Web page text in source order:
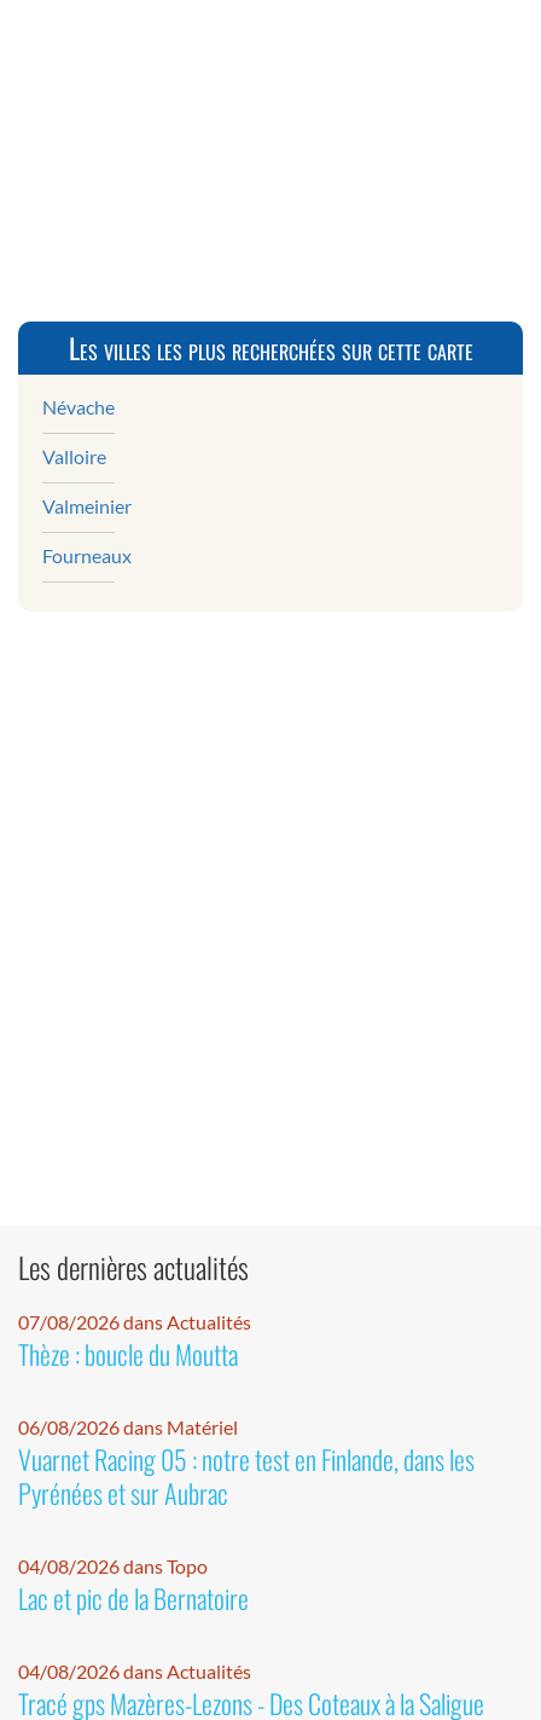
Les villes les plus recherchées sur cette carte
Névache
Valloire
Valmeinier
Fourneaux
Les dernières actualités
07/08/2026 dans Actualités
Thèze : boucle du Moutta
06/08/2026 dans Matériel
Vuarnet Racing 05 : notre test en Finlande, dans les
Pyrénées et sur Aubrac
04/08/2026 dans Topo
Lac et pic de la Bernatoire
04/08/2026 dans Actualités
Tracé gps Mazères-Lezons - Des Coteaux à la Saligue